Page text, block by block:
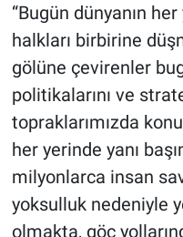
“Bugün dünyanın
halkları birbirine
gölüne çevirenler
politikalarını ve
topraklarımızda
her yerinde yanı
milyonlarca insan
yoksulluk nedeniyle
olmakta, göç